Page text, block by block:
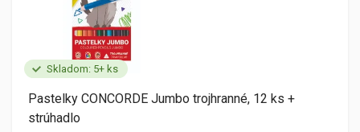
Skladom: 5+ ks
Pastelky CONCORDE Jumbo trojhranné, 12 ks +
strúhadlo